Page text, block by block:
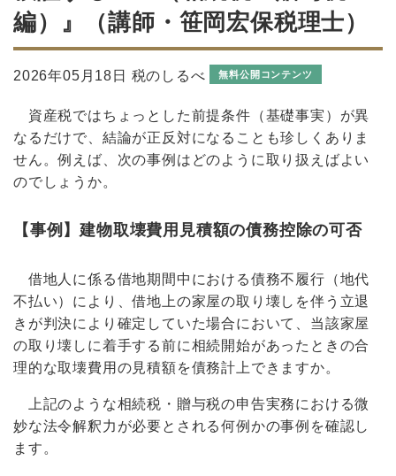
編）』（講師・笹岡宏保税理士）
2026年05月18日 税のしるべ 無料公開コンテンツ
資産税ではちょっとした前提条件（基礎事実）が異
なるだけで、結論が正反対になることも珍しくありま
せん。例えば、次の事例はどのように取り扱えばよい
のでしょうか。
【事例】建物取壊費用見積額の債務控除の可否
借地人に係る借地期間中における債務不履行（地代
不払い）により、借地上の家屋の取り壊しを伴う立退
きが判決により確定していた場合において、当該家屋
の取り壊しに着手する前に相続開始があったときの合
理的な取壊費用の見積額を債務計上できますか。
上記のような相続税・贈与税の申告実務における微
妙な法令解釈力が必要とされる何例かの事例を確認し
ます。